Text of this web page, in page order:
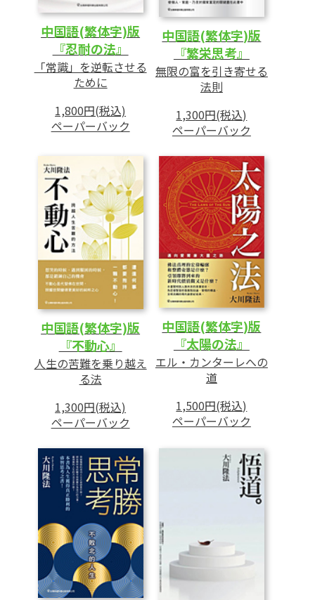
中国語(繁体字)版
『忍耐の法』
「常識」を逆転させる
ために
1,800円(税込)
ペーパーバック
中国語(繁体字)版
『繁栄思考』
無限の富を引き寄せる
法則
1,300円(税込)
ペーパーバック
中国語(繁体字)版
『不動心』
人生の苦難を乗り越え
る法
1,300円(税込)
ペーパーバック
中国語(繁体字)版
『太陽の法』
エル・カンターレへの
道
1,500円(税込)
ペーパーバック